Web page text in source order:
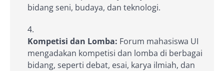
bidang seni, budaya, dan teknologi.
Kompetisi dan Lomba: Forum mahasiswa UI
mengadakan kompetisi dan lomba di berbagai
bidang, seperti debat, esai, karya ilmiah, dan